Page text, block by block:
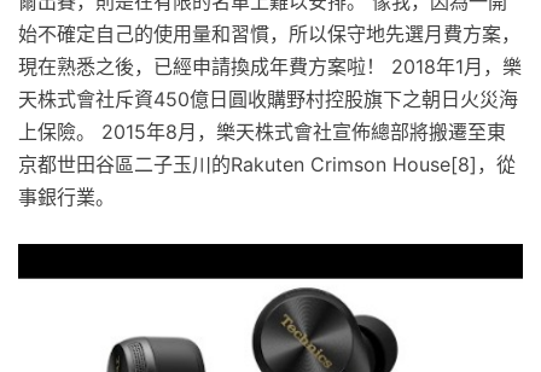
始不確定自己的使用量和習慣，所以保守地先選月費方案，
現在熟悉之後，已經申請換成年費方案啦！ 2018年1月，樂
天株式會社斥資450億日圓收購野村控股旗下之朝日火災海
上保險。 2015年8月，樂天株式會社宣佈總部將搬遷至東
京都世田谷區二子玉川的Rakuten Crimson House[8]，從
事銀行業。